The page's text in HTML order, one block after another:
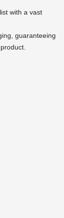
with a vast
guaranteeing